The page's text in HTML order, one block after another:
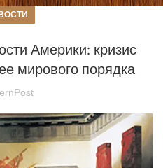
Америки: кризис
мирового порядка